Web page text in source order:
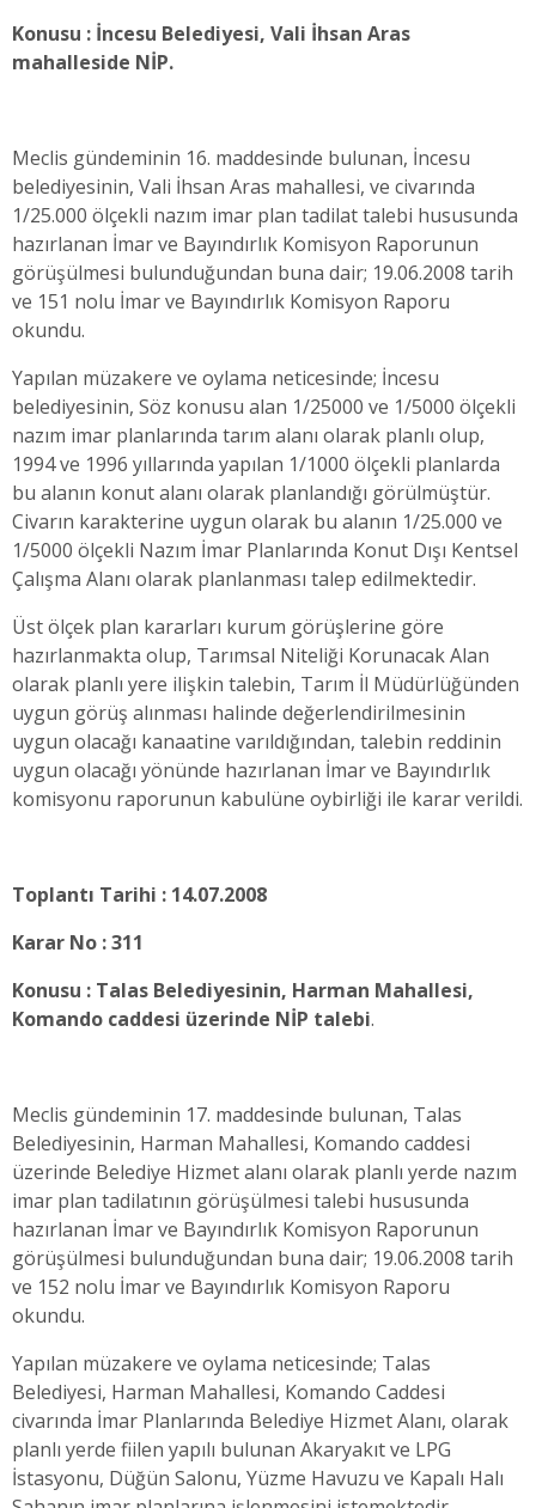
Konusu : İncesu Belediyesi, Vali İhsan Aras
mahalleside NİP.
Meclis gündeminin 16. maddesinde bulunan, İncesu
belediyesinin, Vali İhsan Aras mahallesi, ve civarında
1/25.000 ölçekli nazım imar plan tadilat talebi hususunda
hazırlanan İmar ve Bayındırlık Komisyon Raporunun
görüşülmesi bulunduğundan buna dair; 19.06.2008 tarih
ve 151 nolu İmar ve Bayındırlık Komisyon Raporu
okundu.
Yapılan müzakere ve oylama neticesinde; İncesu
belediyesinin, Söz konusu alan 1/25000 ve 1/5000 ölçekli
nazım imar planlarında tarım alanı olarak planlı olup,
1994 ve 1996 yıllarında yapılan 1/1000 ölçekli planlarda
bu alanın konut alanı olarak planlandığı görülmüştür.
Civarın karakterine uygun olarak bu alanın 1/25.000 ve
1/5000 ölçekli Nazım İmar Planlarında Konut Dışı Kentsel
Çalışma Alanı olarak planlanması talep edilmektedir.
Üst ölçek plan kararları kurum görüşlerine göre
hazırlanmakta olup, Tarımsal Niteliği Korunacak Alan
olarak planlı yere ilişkin talebin, Tarım İl Müdürlüğünden
uygun görüş alınması halinde değerlendirilmesinin
uygun olacağı kanaatine varıldığından, talebin reddinin
uygun olacağı yönünde hazırlanan İmar ve Bayındırlık
komisyonu raporunun kabulüne oybirliği ile karar verildi.
Toplantı Tarihi : 14.07.2008
Karar No : 311
Konusu : Talas Belediyesinin, Harman Mahallesi,
Komando caddesi üzerinde NİP talebi.
Meclis gündeminin 17. maddesinde bulunan, Talas
Belediyesinin, Harman Mahallesi, Komando caddesi
üzerinde Belediye Hizmet alanı olarak planlı yerde nazım
imar plan tadilatının görüşülmesi talebi hususunda
hazırlanan İmar ve Bayındırlık Komisyon Raporunun
görüşülmesi bulunduğundan buna dair; 19.06.2008 tarih
ve 152 nolu İmar ve Bayındırlık Komisyon Raporu
okundu.
Yapılan müzakere ve oylama neticesinde; Talas
Belediyesi, Harman Mahallesi, Komando Caddesi
civarında İmar Planlarında Belediye Hizmet Alanı, olarak
planlı yerde fiilen yapılı bulunan Akaryakıt ve LPG
İstasyonu, Düğün Salonu, Yüzme Havuzu ve Kapalı Halı